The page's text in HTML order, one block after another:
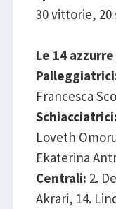
30 vittorie,
Le 14
Francesca
Schiacciatrici:
Loveth
Ekaterina
Centrali: 2.
Akrari, 14.